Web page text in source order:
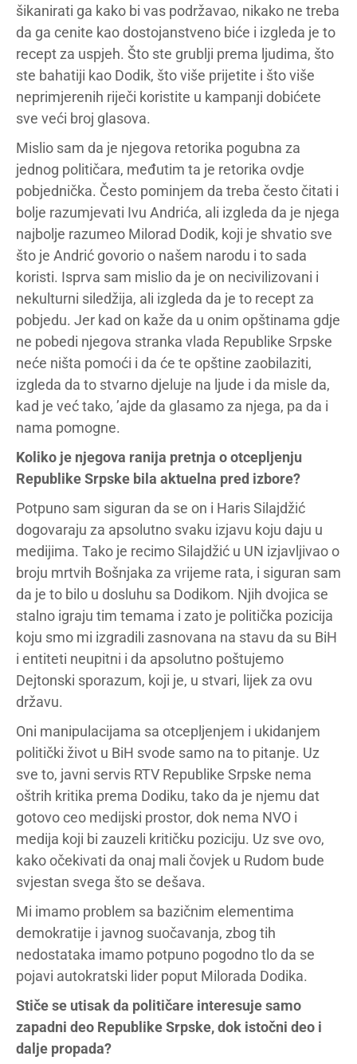
šikanirati ga kako bi vas podržavao, nikako ne treba
da ga cenite kao dostojanstveno biće i izgleda je to
recept za uspjeh. Što ste grublji prema ljudima, što
ste bahatiji kao Dodik, što više prijetite i što više
neprimjerenih riječi koristite u kampanji dobićete
sve veći broj glasova.
Mislio sam da je njegova retorika pogubna za
jednog političara, međutim ta je retorika ovdje
pobjednička. Često pominjem da treba često čitati i
bolje razumjevati Ivu Andrića, ali izgleda da je njega
najbolje razumeo Milorad Dodik, koji je shvatio sve
što je Andrić govorio o našem narodu i to sada
koristi. Isprva sam mislio da je on necivilizovani i
nekulturni siledžija, ali izgleda da je to recept za
pobjedu. Jer kad on kaže da u onim opštinama gdje
ne pobedi njegova stranka vlada Republike Srpske
neće ništa pomoći i da će te opštine zaobilaziti,
izgleda da to stvarno djeluje na ljude i da misle da,
kad je već tako, ’ajde da glasamo za njega, pa da i
nama pomogne.
Koliko je njegova ranija pretnja o otcepljenju
Republike Srpske bila aktuelna pred izbore?
Potpuno sam siguran da se on i Haris Silajdžić
dogovaraju za apsolutno svaku izjavu koju daju u
medijima. Tako je recimo Silajdžić u UN izjavljivao o
broju mrtvih Bošnjaka za vrijeme rata, i siguran sam
da je to bilo u dosluhu sa Dodikom. Njih dvojica se
stalno igraju tim temama i zato je politička pozicija
koju smo mi izgradili zasnovana na stavu da su BiH
i entiteti neupitni i da apsolutno poštujemo
Dejtonski sporazum, koji je, u stvari, lijek za ovu
državu.
Oni manipulacijama sa otcepljenjem i ukidanjem
politički život u BiH svode samo na to pitanje. Uz
sve to, javni servis RTV Republike Srpske nema
oštrih kritika prema Dodiku, tako da je njemu dat
gotovo ceo medijski prostor, dok nema NVO i
medija koji bi zauzeli kritičku poziciju. Uz sve ovo,
kako očekivati da onaj mali čovjek u Rudom bude
svjestan svega što se dešava.
Mi imamo problem sa bazičnim elementima
demokratije i javnog suočavanja, zbog tih
nedostataka imamo potpuno pogodno tlo da se
pojavi autokratski lider poput Milorada Dodika.
Stiče se utisak da političare interesuje samo
zapadni deo Republike Srpske, dok istočni deo i
dalje propada?